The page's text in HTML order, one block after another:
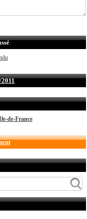
de-France